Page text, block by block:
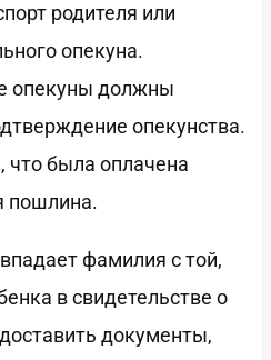
родителя или
опекуна.
опекуны должны
опекунства.
что была оплачена
пошлина.
фамилия с той,
в свидетельстве о
документы,